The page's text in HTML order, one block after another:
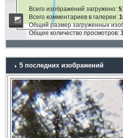
Всего изображений загружено:
Всего комментариев в галереи:
Общий размер загруженных
Общее количество просмотров:
5 последних изображений